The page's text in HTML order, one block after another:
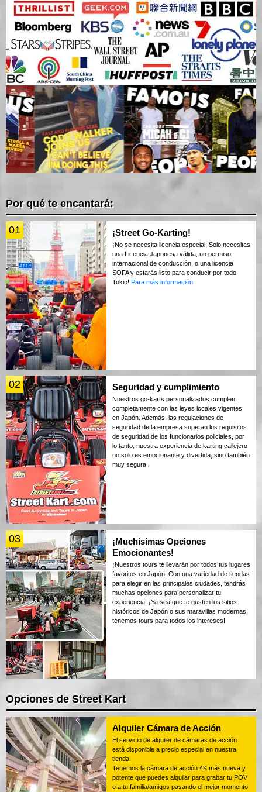
Por qué te encantará:
01 ¡Street Go-Karting!
¡No se necesita licencia especial! Solo necesitas
una Licencia Japonesa válida, un permiso
internacional de conducción, o una licencia
SOFA y estarás listo para conducir por todo
Tokio! Para más información
02 Seguridad y cumplimiento
Nuestros go-karts personalizados cumplen
completamente con las leyes locales vigentes
en Japón. Además, las regulaciones de
seguridad de la empresa superan los requisitos
de seguridad de los funcionarios policiales, por
lo tanto, nuestra experiencia de karting callejero
no solo es emocionante y divertida, sino también
muy segura.
03
¡Muchísimas Opciones
Emocionantes!
¡Nuestros tours te llevarán por todos tus lugares
favoritos en Japón! Con una variedad de tiendas
para elegir en las principales ciudades, tendrás
muchas opciones para personalizar tu
experiencia. ¡Ya sea que te gusten los sitios
históricos de Japón o sus maravillas modernas,
tenemos tours para todos los intereses!
Opciones de Street Kart
Alquiler Cámara de Acción
El servicio de alquiler de cámaras de acción
está disponible a precio especial en nuestra
tienda.
Tenemos la cámara de acción 4K más nueva y
potente que puedes alquilar para grabar tu POV
o a tu familia/amigos pasando el mejor momento